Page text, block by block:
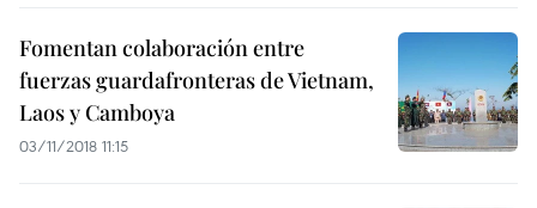
Fomentan colaboración entre
fuerzas guardafronteras de Vietnam,
Laos y Camboya
03/11/2018 11:15